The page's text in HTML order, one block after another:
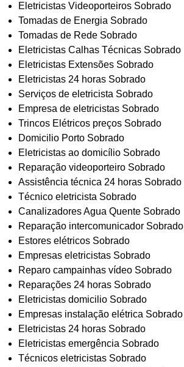
Eletricistas Videoporteiros Sobrado
Tomadas de Energia Sobrado
Tomadas de Rede Sobrado
Eletricistas Calhas Técnicas Sobrado
Eletricistas Extensões Sobrado
Eletricistas 24 horas Sobrado
Serviços de eletricista Sobrado
Empresa de eletricistas Sobrado
Trincos Elétricos preços Sobrado
Domicilio Porto Sobrado
Eletricistas ao domicílio Sobrado
Reparação videoporteiro Sobrado
Assistência técnica 24 horas Sobrado
Técnico eletricista Sobrado
Canalizadores Agua Quente Sobrado
Reparação intercomunicador Sobrado
Estores elétricos Sobrado
Empresas eletricistas Sobrado
Reparo campainhas vídeo Sobrado
Reparações 24 horas Sobrado
Eletricistas domicilio Sobrado
Empresas instalação elétrica Sobrado
Eletricistas 24 horas Sobrado
Eletricistas emergência Sobrado
Técnicos eletricistas Sobrado